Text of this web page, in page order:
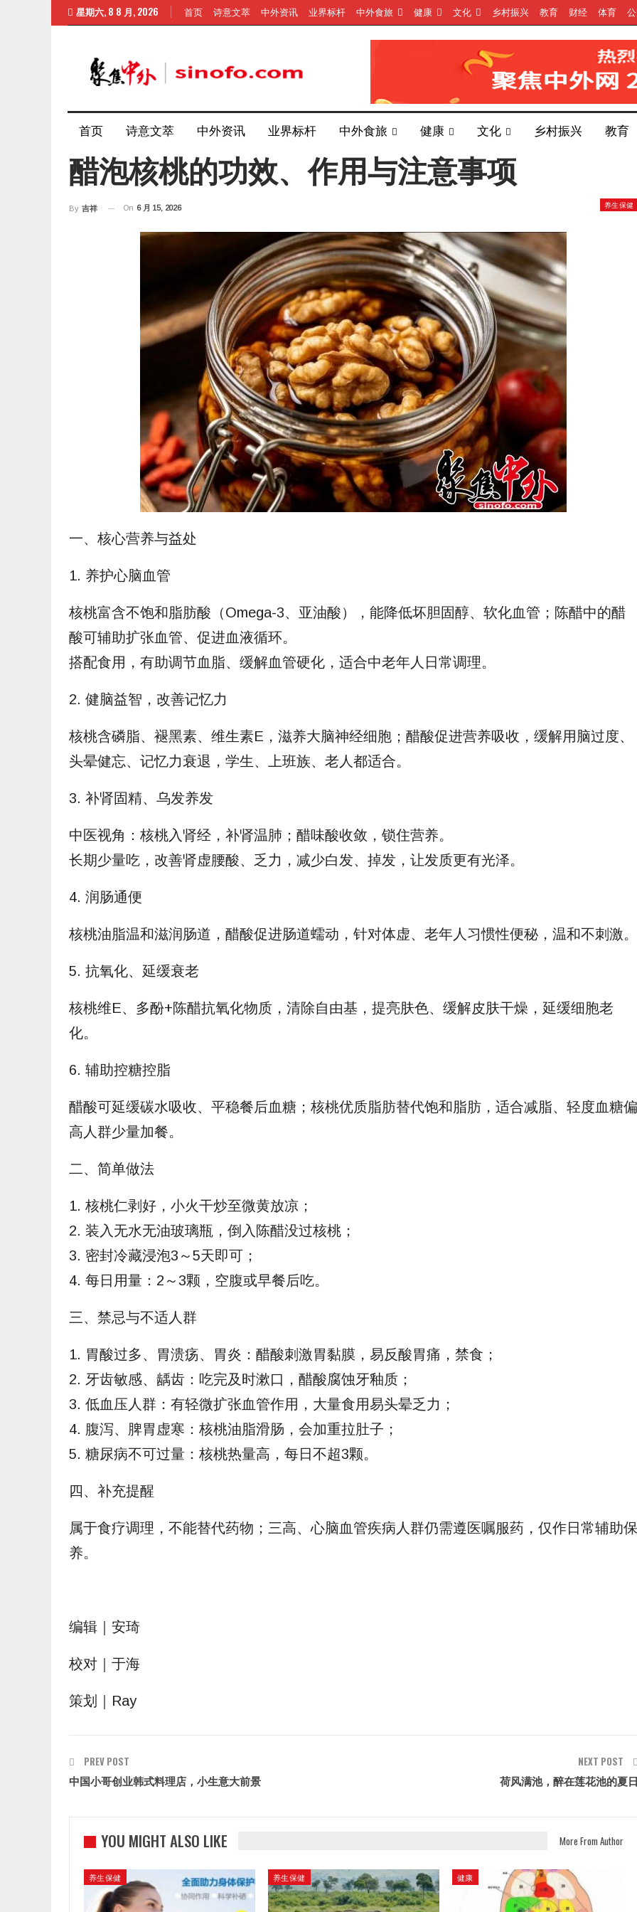
星期六, 8 8 月, 2026 首页 诗意文萃 中外资讯 业界标杆 中外食旅 健康 文化 乡村振兴 教育 财经 体育
首页 诗意文萃 中外资讯 业界标杆 中外食旅 健康 文化 乡村振兴 教育
醋泡核桃的功效、作用与注意事项
养生保健
By 吉祥 On 6 月 15, 2026
一、核心营养与益处
1. 养护心脑血管
核桃富含不饱和脂肪酸（Omega-3、亚油酸），能降低坏胆固醇、软化血管；陈醋中的醋
酸可辅助扩张血管、促进血液循环。
搭配食用，有助调节血脂、缓解血管硬化，适合中老年人日常调理。
2. 健脑益智，改善记忆力
核桃含磷脂、褪黑素、维生素E，滋养大脑神经细胞；醋酸促进营养吸收，缓解用脑过度、
头晕健忘、记忆力衰退，学生、上班族、老人都适合。
3. 补肾固精、乌发养发
中医视角：核桃入肾经，补肾温肺；醋味酸收敛，锁住营养。
长期少量吃，改善肾虚腰酸、乏力，减少白发、掉发，让发质更有光泽。
4. 润肠通便
核桃油脂温和滋润肠道，醋酸促进肠道蠕动，针对体虚、老年人习惯性便秘，温和不刺激。
5. 抗氧化、延缓衰老
核桃维E、多酚+陈醋抗氧化物质，清除自由基，提亮肤色、缓解皮肤干燥，延缓细胞老
化。
6. 辅助控糖控脂
醋酸可延缓碳水吸收、平稳餐后血糖；核桃优质脂肪替代饱和脂肪，适合减脂、轻度血糖偏
高人群少量加餐。
二、简单做法
1. 核桃仁剥好，小火干炒至微黄放凉；
2. 装入无水无油玻璃瓶，倒入陈醋没过核桃；
3. 密封冷藏浸泡3～5天即可；
4. 每日用量：2～3颗，空腹或早餐后吃。
三、禁忌与不适人群
1. 胃酸过多、胃溃疡、胃炎：醋酸刺激胃黏膜，易反酸胃痛，禁食；
2. 牙齿敏感、龋齿：吃完及时漱口，醋酸腐蚀牙釉质；
3. 低血压人群：有轻微扩张血管作用，大量食用易头晕乏力；
4. 腹泻、脾胃虚寒：核桃油脂滑肠，会加重拉肚子；
5. 糖尿病不可过量：核桃热量高，每日不超3颗。
四、补充提醒
属于食疗调理，不能替代药物；三高、心脑血管疾病人群仍需遵医嘱服药，仅作日常辅助保
养。
编辑｜安琦
校对｜于海
策划｜Ray
PREV POST
中国小哥创业韩式料理店，小生意大前景
NEXT POST
荷风满池，醉在莲花池的夏
YOU MIGHT ALSO LIKE More From Author
养生保健 养生保健 健康